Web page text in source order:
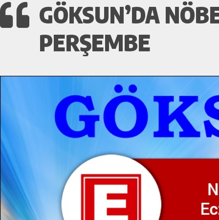
GÖKSUN’DA
PERŞEMBE